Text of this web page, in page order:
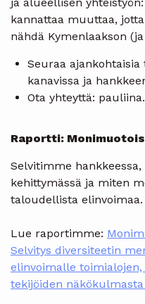
kannattaa muuttaa,
nähdä Kymenlaakson
Seuraa
kanavissa ja
Ota yhteyttä:
Raportti:
Selvitimme
kehittymässä ja miten
taloudellista elinvoimaa.
Lue raportimme:
Selvitys diversiteetin
elinvoimalle
tekijöiden näkökulmasta